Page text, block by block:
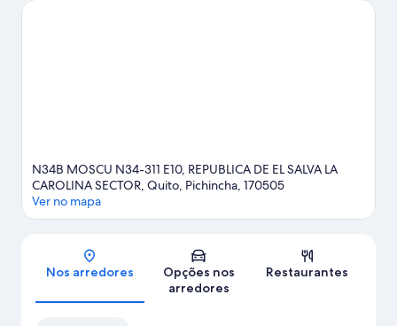
curtir um evento ou assistir a uma partida deve ficar atento à
N34B MOSCU N34-311 E10, REPUBLICA DE EL SALVA LA
CAROLINA SECTOR, Quito, Pichincha, 170505
Ver no mapa
Nos arredores
Opções nos
arredores
Restaurantes